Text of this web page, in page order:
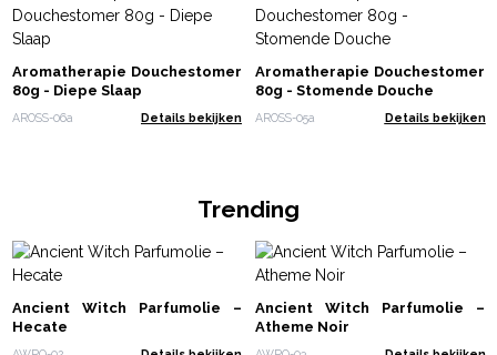
Aromatherapie Douchestomer
80g - Diepe Slaap
AROSS-06a Details bekijken
Aromatherapie Douchestomer
80g - Stomende Douche
AROSS-05a Details bekijken
Trending
Ancient Witch Parfumolie –
Hecate
Ancient Witch Parfumolie –
Atheme Noir